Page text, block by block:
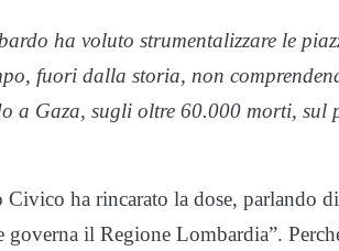
ha voluto strumentalizzare le
fuori dalla storia, non
a Gaza, sugli oltre 60.000 morti, sul
Civico ha rincarato la dose, parlando
governa il Regione Lombardia”.